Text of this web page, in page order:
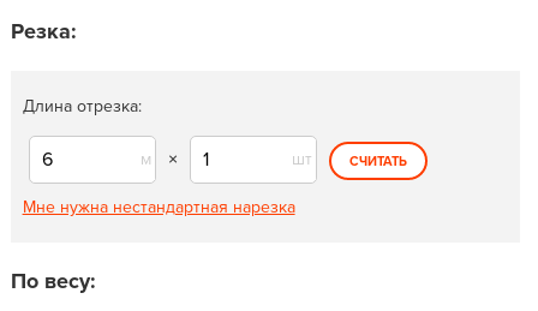
Резка:
Длина отрезка:
м × шт СЧИТАТЬ
Мне нужна нестандартная нарезка
По весу: